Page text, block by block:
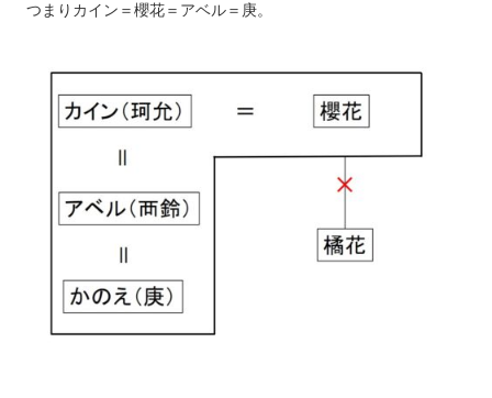
つまりカイン＝櫻花＝アベル＝庚。